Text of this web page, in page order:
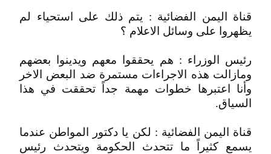
قناة اليمن الفضائية : يتم ذلك على استحياء لم
يظهروا على وسائل الاعلام ؟
رئيس الوزراء : هم يحققوا معهم ويدينوا بعضهم
ومازالت هذه الاجراءات مستمرة ضد البعض الاخر
وأنا اعتبرها خطوات مهمة جداً تحققت في هذا
السياق.
قناة اليمن الفضائية : لكن يا دكتور المواطن عندما
يسمع كثيراً ما تتحدث الحكومة ويتحدث رئيس